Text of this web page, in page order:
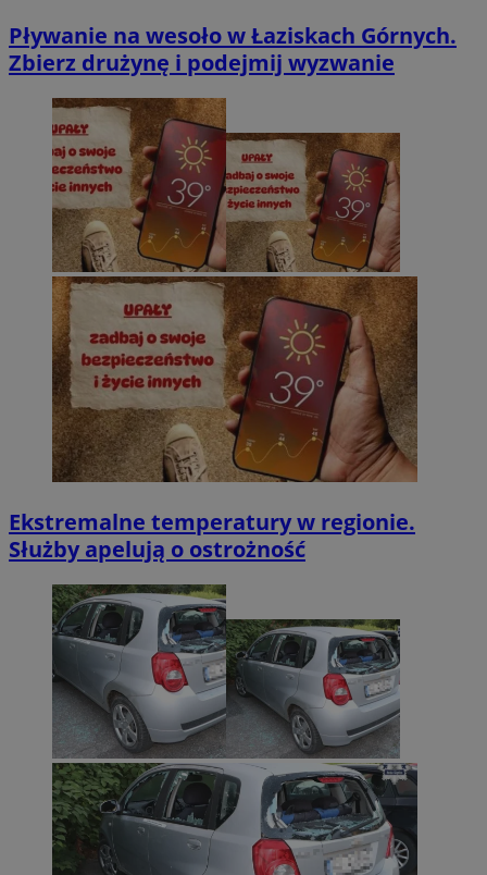
Pływanie na wesoło w Łaziskach Górnych.
Zbierz drużynę i podejmij wyzwanie
Ekstremalne temperatury w regionie.
Służby apelują o ostrożność